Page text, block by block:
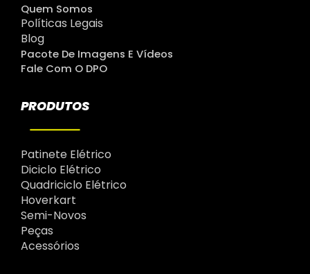
Quem Somos
Políticas Legais
Blog
Pacote De Imagens E Vídeos
Fale Com O DPO
PRODUTOS
Patinete Elétrico
Diciclo Elétrico
Quadriciclo Elétrico
Hoverkart
Semi-Novos
Peças
Acessórios